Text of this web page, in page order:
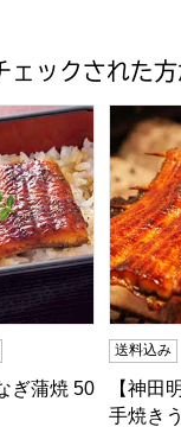
ェックされた
ぎ蒲焼 50g×2
ぎ蒲焼 50
【神田
送料込み
【神田
手焼き